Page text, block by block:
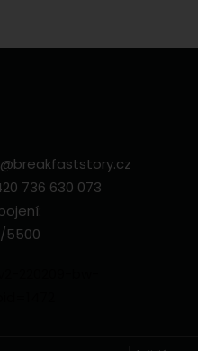
736 630 073
5500